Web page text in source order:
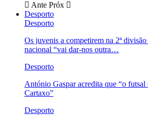
Ante Próx
Desporto
Desporto
Os juvenis a competirem na 2ª
nacional “vai dar-nos outra…
Desporto
António Gaspar acredita que “o futsal
Cartaxo”
Desporto